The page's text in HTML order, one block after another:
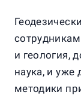
и геология,
наука, и уже
методики